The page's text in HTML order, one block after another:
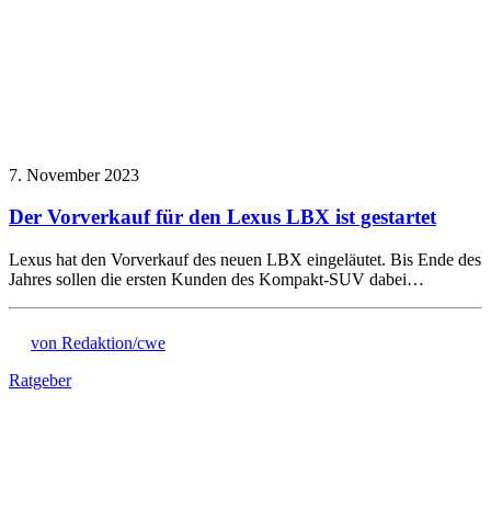
7. November 2023
Der Vorverkauf für den Lexus LBX ist gestartet
Lexus hat den Vorverkauf des neuen LBX eingeläutet. Bis Ende des
Jahres sollen die ersten Kunden des Kompakt-SUV dabei…
von Redaktion/cwe
Ratgeber